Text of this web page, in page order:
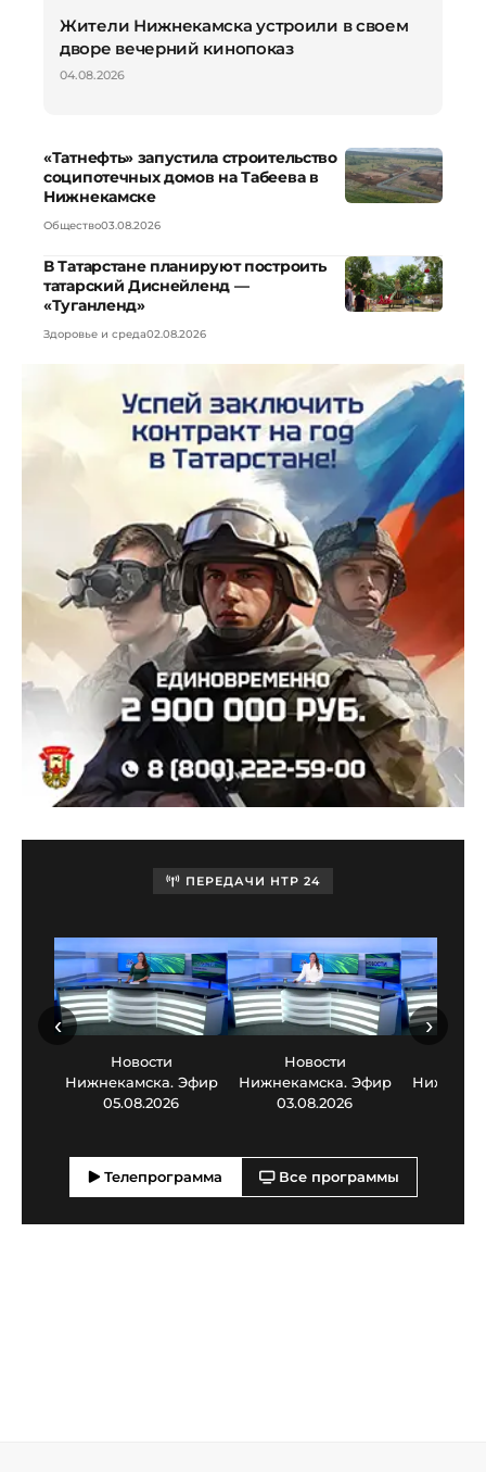
Жители Нижнекамска устроили в своем
дворе вечерний кинопоказ
04.08.2026
«Татнефть» запустила строительство
соципотечных домов на Табеева в
Нижнекамске
Общество03.08.2026
В Татарстане планируют построить
татарский Диснейленд —
«Туганленд»
Здоровье и среда02.08.2026
ПЕРЕДАЧИ НТР 24
Новости
Нижнекамска. Эфир
05.08.2026
Новости
Нижнекамска. Эфир
03.08.2026
‹ ›
Телепрограмма Все программы